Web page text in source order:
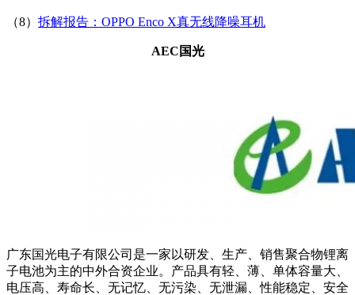
（8） 拆解报告：OPPO Enco X真无线降噪耳机
AEC国光
广东国光电子有限公司是一家以研发、生产、销售聚合物锂离
子电池为主的中外合资企业。产品具有轻、薄、单体容量大、
电压高、寿命长、无记忆、无污染、无泄漏、性能稳定、安全